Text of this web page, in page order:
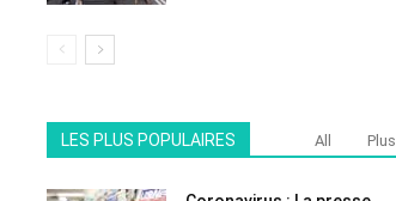
LES PLUS POPULAIRES All Plus